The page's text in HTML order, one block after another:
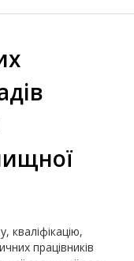
кваліфікацію,
працівників